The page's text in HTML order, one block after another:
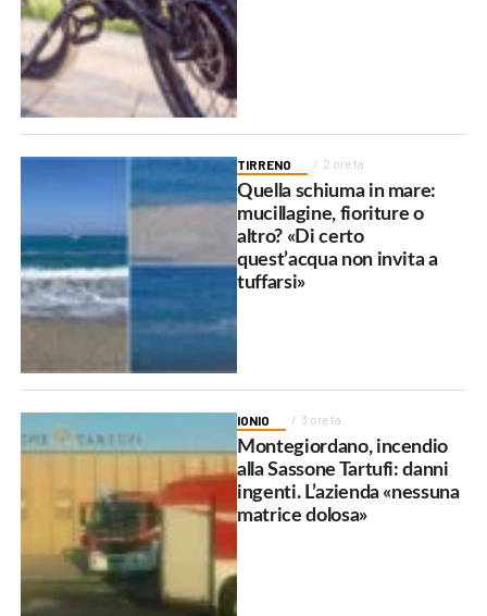
TIRRENO 2 ore fa
Quella schiuma in mare:
mucillagine, fioriture o
altro? «Di certo
quest’acqua non invita a
tuffarsi»
IONIO 3 ore fa
Montegiordano, incendio
alla Sassone Tartufi: danni
ingenti. L’azienda «nessuna
matrice dolosa»